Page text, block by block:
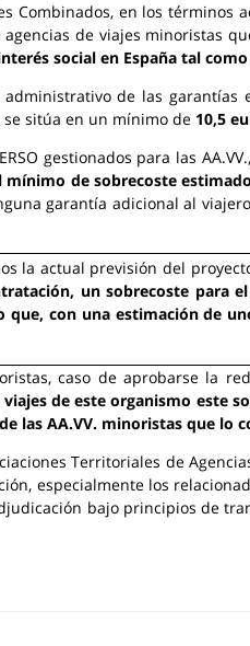
Combinados, en los términos
de viajes minoristas
social en España tal
de las
sitúa en un mínimo de 10,5
gestionados para las
mínimo de sobrecoste
garantía adicional al
la actual previsión del
un sobrecoste
con una estimación de
caso de aprobarse la
de este organismo este
las AA.VV. minoristas que lo
Territoriales de
especialmente los
bajo principios de